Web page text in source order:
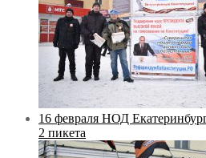
16 февраля НОД
2 пикета